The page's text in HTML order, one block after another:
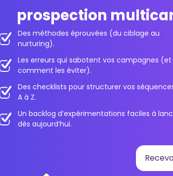
prospection
Des méthodes éprouvées (du ciblage au
nurturing).
Les erreurs qui sabotent vos campagnes (et
comment les éviter).
Des checklists pour structurer vos
A à Z.
Un backlog d’expérimentations faciles à
dès aujourd’hui.